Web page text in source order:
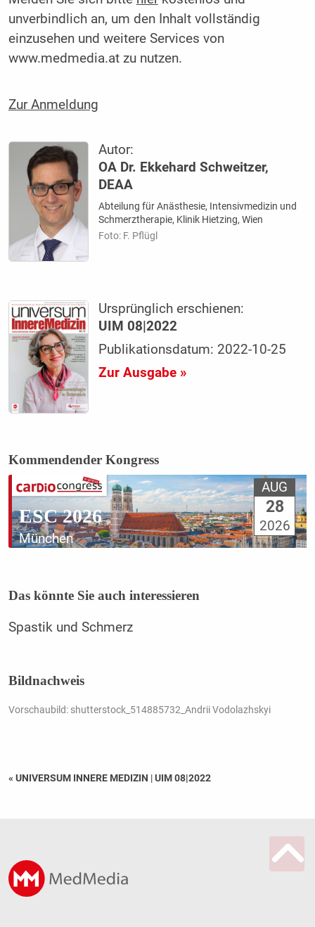
unverbindlich an, um den Inhalt vollständig
einzusehen und weitere Services von
www.medmedia.at zu nutzen.
Zur Anmeldung
Autor:
OA Dr. Ekkehard Schweitzer,
DEAA
Abteilung für Anästhesie, Intensivmedizin und
Schmerztherapie, Klinik Hietzing, Wien
Foto: F. Pflügl
Ursprünglich erschienen:
UIM 08|2022
Publikationsdatum: 2022-10-25
Zur Ausgabe »
Kommendender Kongress
ESC 2026
München
AUG
28
2026
Das könnte Sie auch interessieren
Spastik und Schmerz
Bildnachweis
Vorschaubild: shutterstock_514885732_Andrii Vodolazhskyi
« UNIVERSUM INNERE MEDIZIN |UIM 08|2022